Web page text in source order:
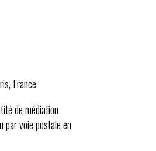
France
de médiation
par voie postale en